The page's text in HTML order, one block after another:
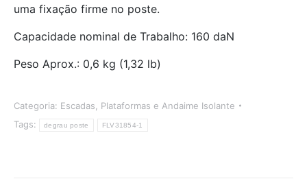
uma fixação firme no poste.
Capacidade nominal de Trabalho: 160 daN
Peso Aprox.: 0,6 kg (1,32 lb)
Categoria: Escadas, Plataformas e Andaime Isolante
Tags:
degrau poste FLV31854-1